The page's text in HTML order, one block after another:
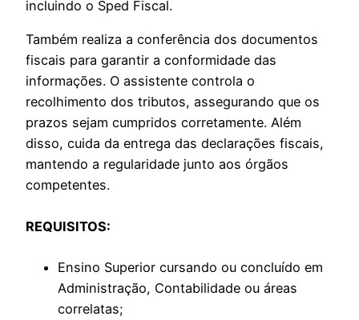
incluindo o Sped Fiscal.
Também realiza a conferência dos documentos
fiscais para garantir a conformidade das
informações. O assistente controla o
recolhimento dos tributos, assegurando que os
prazos sejam cumpridos corretamente. Além
disso, cuida da entrega das declarações fiscais,
mantendo a regularidade junto aos órgãos
competentes.
REQUISITOS:
Ensino Superior cursando ou concluído em
Administração, Contabilidade ou áreas
correlatas;